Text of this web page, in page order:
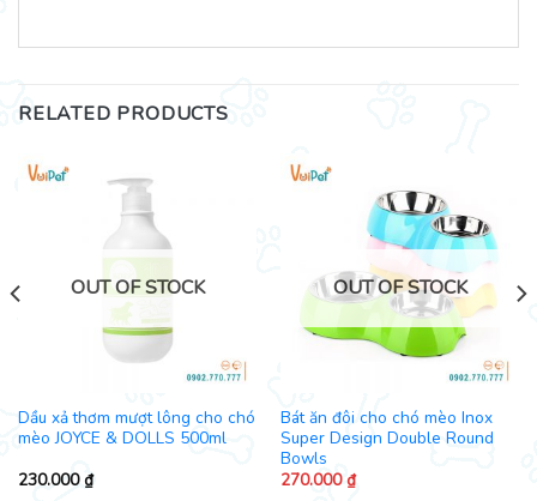
RELATED PRODUCTS
OUT OF STOCK
Dầu xả thơm mượt lông cho chó
mèo JOYCE & DOLLS 500ml
230.000₫
OUT OF STOCK
Bát ăn đôi cho chó mèo Inox
Super Design Double Round
Bowls
270.000₫